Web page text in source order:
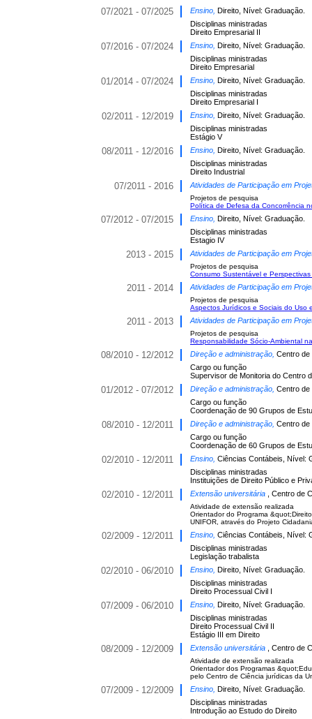
07/2021 - 07/2025 Ensino, Direito, Nível: Graduação.
Disciplinas ministradas
Direito Empresarial II
07/2016 - 07/2024 Ensino, Direito, Nível: Graduação.
Disciplinas ministradas
Direito Empresarial
01/2014 - 07/2024 Ensino, Direito, Nível: Graduação.
Disciplinas ministradas
Direito Empresarial I
02/2011 - 12/2019 Ensino, Direito, Nível: Graduação.
Disciplinas ministradas
Estágio V
08/2011 - 12/2016 Ensino, Direito, Nível: Graduação.
Disciplinas ministradas
Direito Industrial
07/2011 - 2016 Atividades de Participação em
Projetos de pesquisa
Política de Defesa da Concorrência
07/2012 - 07/2015 Ensino, Direito, Nível: Graduação.
Disciplinas ministradas
Estagio IV
2013 - 2015 Atividades de Participação em
Projetos de pesquisa
Consumo Sustentável e
2011 - 2014 Atividades de Participação em
Projetos de pesquisa
Aspectos Jurídicos e Sociais do Uso
2011 - 2013 Atividades de Participação em
Projetos de pesquisa
Responsabilidade Sócio-Ambiental
08/2010 - 12/2012 Direção e administração, Centro
Cargo ou função
Supervisor de Monitoria do Centro
01/2012 - 07/2012 Direção e administração, Centro
Cargo ou função
Coordenação de 90 Grupos de
08/2010 - 12/2011 Direção e administração, Centro
Cargo ou função
Coordenação de 60 Grupos de
02/2010 - 12/2011 Ensino, Ciências Contábeis, Nível:
Disciplinas ministradas
Instituições de Direito Público e
02/2010 - 12/2011 Extensão universitária , Centro de
Atividade de extensão realizada
Orientador do Programa
UNIFOR, através do Projeto
02/2009 - 12/2011 Ensino, Ciências Contábeis, Nível:
Disciplinas ministradas
Legislação trabalista
02/2010 - 06/2010 Ensino, Direito, Nível: Graduação.
Disciplinas ministradas
Direito Processual Civil I
07/2009 - 06/2010 Ensino, Direito, Nível: Graduação.
Disciplinas ministradas
Direito Processual Civil II
Estágio III em Direito
08/2009 - 12/2009 Extensão universitária , Centro de
Atividade de extensão realizada
Orientador dos Programas
pelo Centro de Ciência jurídicas da
07/2009 - 12/2009 Ensino, Direito, Nível: Graduação.
Disciplinas ministradas
Introdução ao Estudo do Direito